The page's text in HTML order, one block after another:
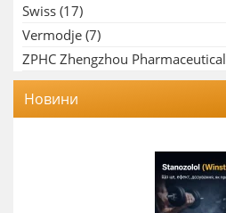
Swiss (17)
Vermodje (7)
ZPHC Zhengzhou Pharmaceutical
Новини